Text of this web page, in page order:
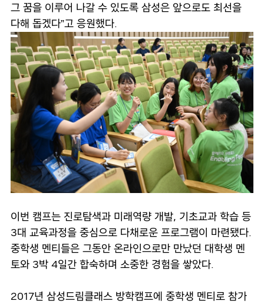
그 꿈을 이루어 나갈 수 있도록 삼성은 앞으로도 최선을
다해 돕겠다”고 응원했다.
이번 캠프는 진로탐색과 미래역량 개발, 기초교과 학습 등
3대 교육과정을 중심으로 다채로운 프로그램이 마련됐다.
중학생 멘티들은 그동안 온라인으로만 만났던 대학생 멘
토와 3박 4일간 합숙하며 소중한 경험을 쌓았다.
2017년 삼성드림클래스 방학캠프에 중학생 멘티로 참가